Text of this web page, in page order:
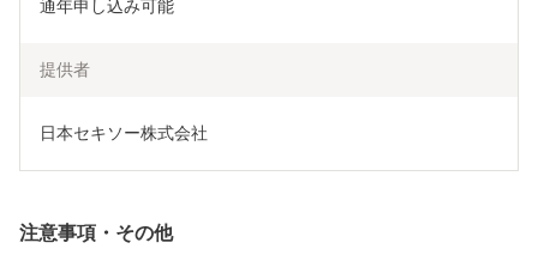
通年申し込み可能
提供者
日本セキソー株式会社
注意事項・その他